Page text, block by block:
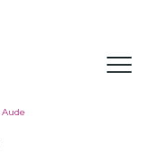
Aude